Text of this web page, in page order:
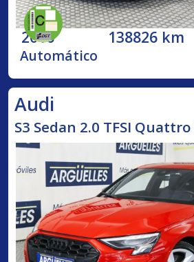
2016 138826 km
Automático
Audi
S3 Sedan 2.0 TFSI Quattro